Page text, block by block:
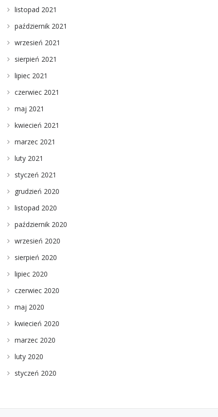
listopad 2021
październik 2021
wrzesień 2021
sierpień 2021
lipiec 2021
czerwiec 2021
maj 2021
kwiecień 2021
marzec 2021
luty 2021
styczeń 2021
grudzień 2020
listopad 2020
październik 2020
wrzesień 2020
sierpień 2020
lipiec 2020
czerwiec 2020
maj 2020
kwiecień 2020
marzec 2020
luty 2020
styczeń 2020